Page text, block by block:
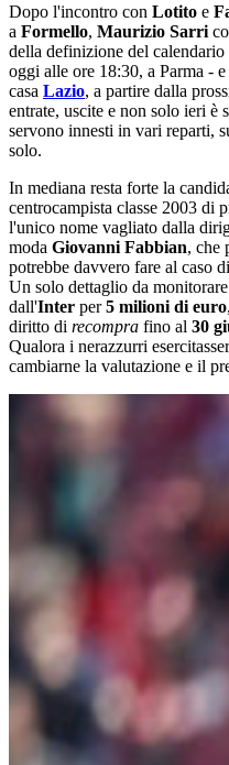
Dopo l'incontro con Lotito e
a Formello, Maurizio Sarri
della definizione del
oggi alle ore 18:30, a Parma -
casa Lazio, a partire dalla
entrate, uscite e non solo ieri è
servono innesti in vari reparti,
solo.
In mediana resta forte la
centrocampista classe 2003 di
l'unico nome vagliato dalla
moda Giovanni Fabbian, che
potrebbe davvero fare al caso di
Un solo dettaglio da
dall'Inter per5 milioni di euro
diritto di recompra fino al 30
Qualora i nerazzurri
cambiarne la valutazione e il